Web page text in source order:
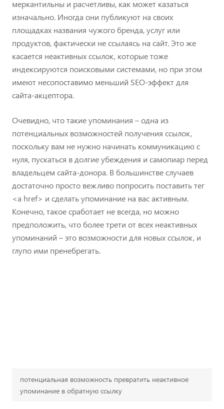
меркантильны и расчетливы, как может казаться
изначально. Иногда они публикуют на своих
площадках названия чужого бренда, услуг или
продуктов, фактически не ссылаясь на сайт. Это же
касается неактивных ссылок, которые тоже
индексируются поисковыми системами, но при этом
имеют несопоставимо меньший SEO-эффект для
сайта-акцептора.
Очевидно, что такие упоминания – одна из
потенциальных возможностей получения ссылок,
поскольку вам не нужно начинать коммуникацию с
нуля, пускаться в долгие убеждения и самопиар перед
владельцем сайта-донора. В большинстве случаев
достаточно просто вежливо попросить поставить тег
<a href> и сделать упоминание на вас активным.
Конечно, такое сработает не всегда, но можно
предположить, что более трети от всех неактивных
упоминаний – это возможности для новых ссылок, и
глупо ими пренебрегать.
потенциальная возможность превратить неактивное
упоминание в обратную ссылку